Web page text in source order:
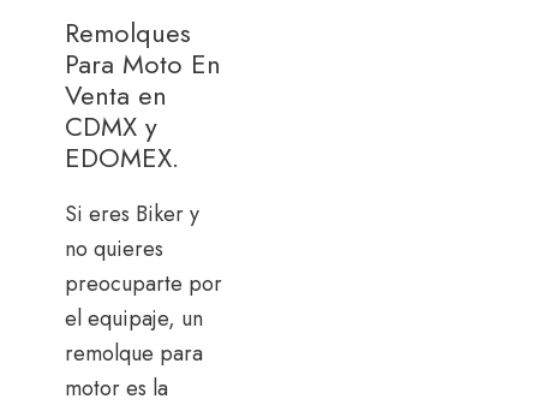
Remolques
Para Moto En
Venta en
CDMX y
EDOMEX.
Si eres Biker y
no quieres
preocuparte por
el equipaje, un
remolque para
motor es la